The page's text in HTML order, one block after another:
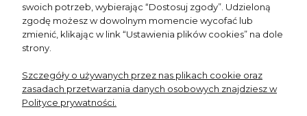
swoich potrzeb, wybierając “Dostosuj zgody”. Udzieloną
zgodę możesz w dowolnym momencie wycofać lub
zmienić, klikając w link “Ustawienia plików cookies” na dole
strony.
Szczegóły o używanych przez nas plikach cookie oraz
zasadach przetwarzania danych osobowych znajdziesz w
Polityce prywatności.